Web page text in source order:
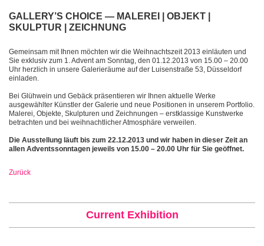
GALLERY’S CHOICE — MALEREI | OBJEKT |
SKULPTUR | ZEICHNUNG
Gemeinsam mit Ihnen möchten wir die Weihnachtszeit 2013 einläuten und
Sie exklusiv zum 1. Advent am Sonntag, den 01.12.2013 von 15.00 – 20.00
Uhr herzlich in unsere Galerieräume auf der Luisenstraße 53, Düsseldorf
einladen.
Bei Glühwein und Gebäck präsentieren wir Ihnen aktuelle Werke
ausgewählter Künstler der Galerie und neue Positionen in unserem Portfolio.
Malerei, Objekte, Skulpturen und Zeichnungen – erstklassige Kunstwerke
betrachten und bei weihnachtlicher Atmosphäre verweilen.
Die Ausstellung läuft bis zum 22.12.2013 und wir haben in dieser Zeit an
allen Adventssonntagen jeweils von 15.00 – 20.00 Uhr für Sie geöffnet.
Zurück
Current Exhibition